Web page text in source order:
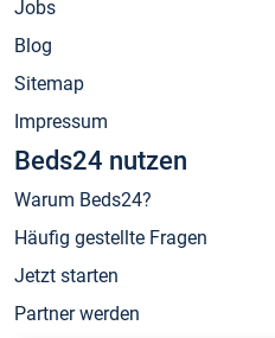
Jobs
Blog
Sitemap
Impressum
Beds24 nutzen
Warum Beds24?
Häufig gestellte Fragen
Jetzt starten
Partner werden